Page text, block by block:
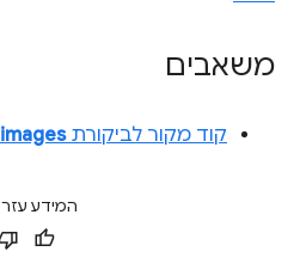
משאבים
קוד מקור לביקורת
המידע עזר